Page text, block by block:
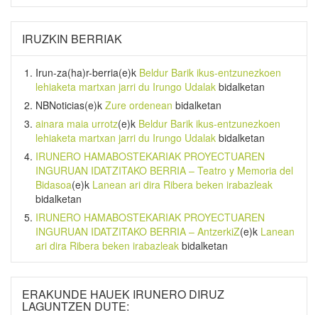
IRUZKIN BERRIAK
Irun-za(ha)r-berria(e)k Beldur Barik ikus-entzunezkoen
lehiaketa martxan jarri du Irungo Udalak bidalketan
NBNoticias(e)k Zure ordenean bidalketan
ainara maia urrotz(e)k Beldur Barik ikus-entzunezkoen
lehiaketa martxan jarri du Irungo Udalak bidalketan
IRUNERO HAMABOSTEKARIAK PROYECTUAREN
INGURUAN IDATZITAKO BERRIA – Teatro y Memoria del
Bidasoa(e)k Lanean ari dira Ribera beken irabazleak
bidalketan
IRUNERO HAMABOSTEKARIAK PROYECTUAREN
INGURUAN IDATZITAKO BERRIA – AntzerkiZ(e)k Lanean
ari dira Ribera beken irabazleak bidalketan
ERAKUNDE HAUEK IRUNERO DIRUZ
LAGUNTZEN DUTE: